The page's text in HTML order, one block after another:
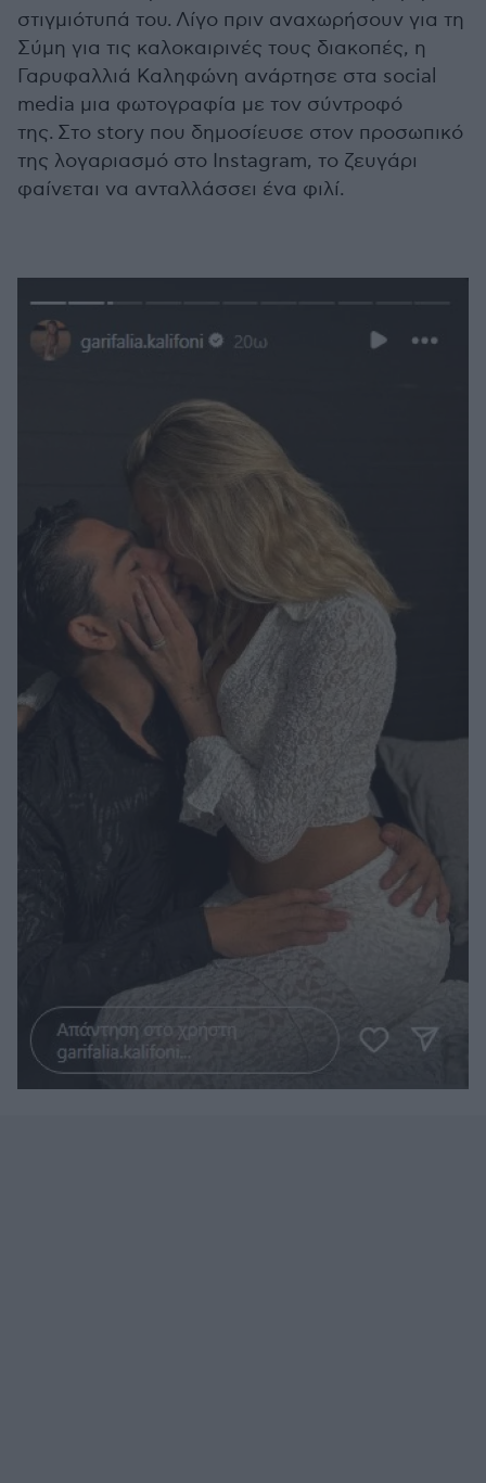
στιγμιότυπά του. Λίγο πριν αναχωρήσουν για τη
Σύμη για τις καλοκαιρινές τους διακοπές, η
Γαρυφαλλιά Καληφώνη ανάρτησε στα social
media μια φωτογραφία με τον σύντροφό
της. Στο story που δημοσίευσε στον προσωπικό
της λογαριασμό στο Instagram, το ζευγάρι
φαίνεται να ανταλλάσσει ένα φιλί.